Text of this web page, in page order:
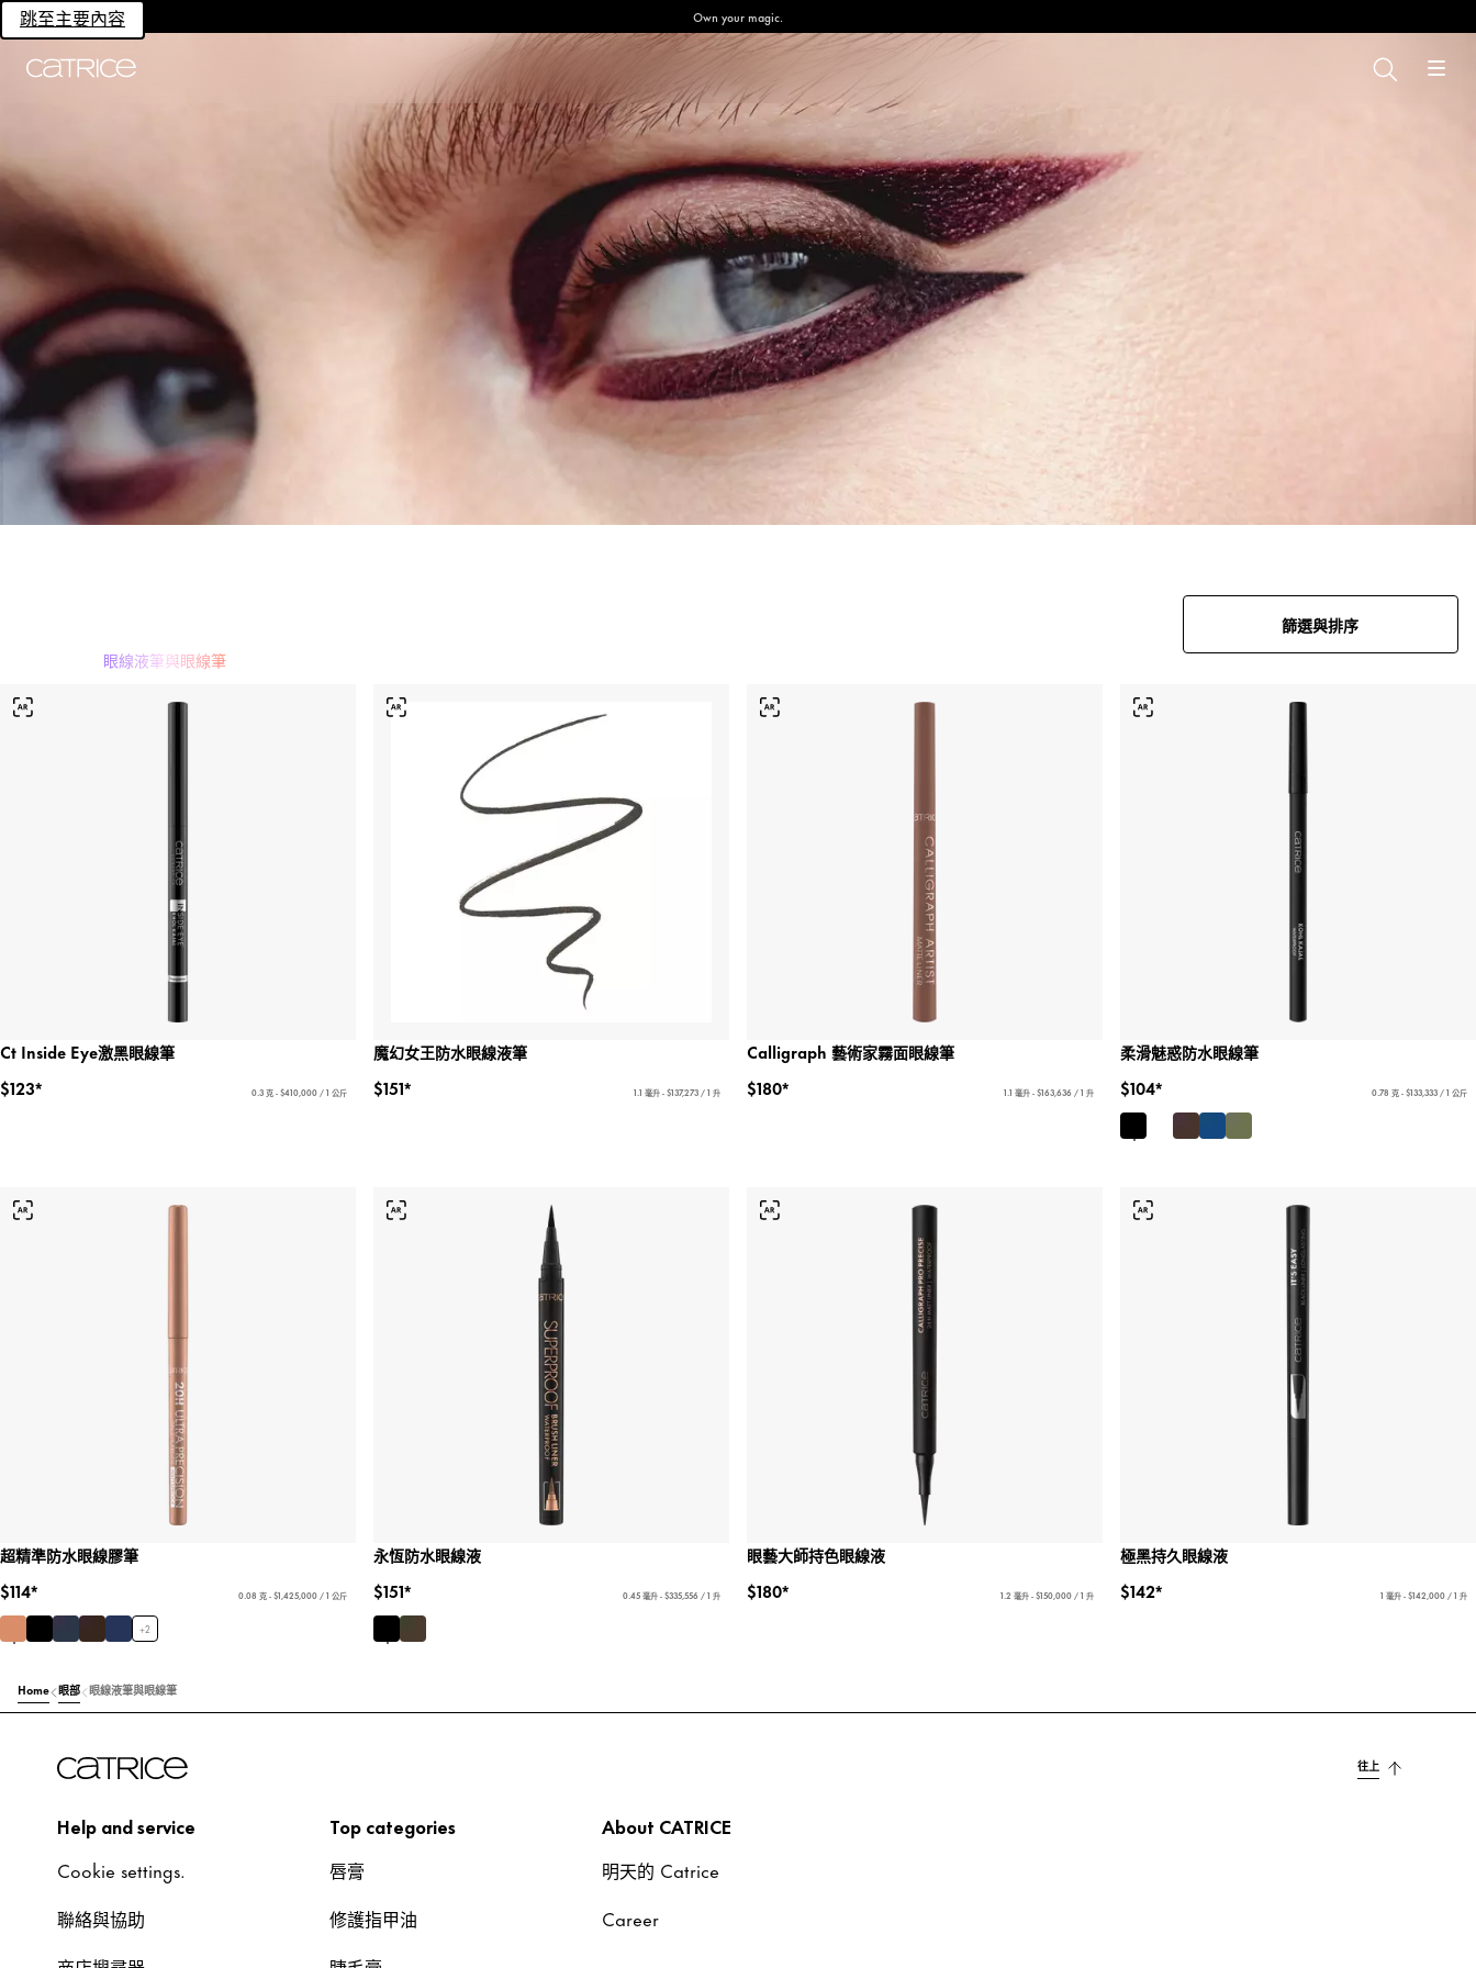
跳至主要內容 Own your magic.
眼線液筆與眼線筆
篩選與排序
Ct Inside Eye激黑眼線筆
$123*
0.3 克 - $410,000 / 1 公斤
魔幻女王防水眼線液筆
$151*
1.1 毫升 - $137,273 / 1 升
Calligraph 藝術家霧面眼線筆
$180*
1.1 毫升 - $163,636 / 1 升
柔滑魅惑防水眼線筆
$104*
0.78 克 - $133,333 / 1 公斤
超精準防水眼線膠筆
$114*
0.08 克 - $1,425,000 / 1 公斤
+2
永恆防水眼線液
$151*
0.45 毫升 - $335,556 / 1 升
眼藝大師持色眼線液
$180*
1.2 毫升 - $150,000 / 1 升
極黑持久眼線液
$142*
1 毫升 - $142,000 / 1 升
Home 眼部 眼線液筆與眼線筆
往上
Help and service
Cookie settings.
聯絡與協助
Top categories
唇膏
修護指甲油
About CATRICE
明天的 Catrice
Career